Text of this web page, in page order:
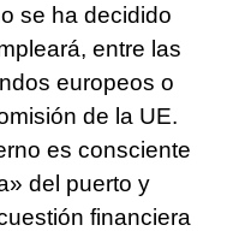
se ha decidido
entre las
europeos o
de la UE.
es consciente
del puerto y
financiera